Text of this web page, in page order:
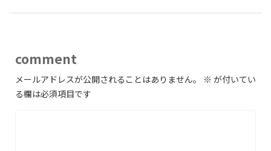
comment
メールアドレスが公開されることはありません。 ※ が付いてい
る欄は必須項目です